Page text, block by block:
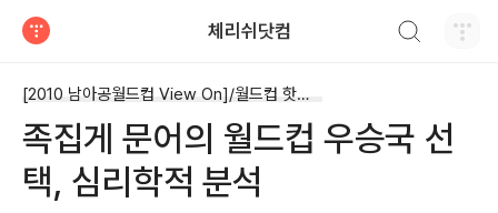
체리쉬닷컴
[2010 남아공월드컵 View On]/월드컵 핫이슈
족집게 문어의 월드컵 우승국 선
택, 심리학적 분석